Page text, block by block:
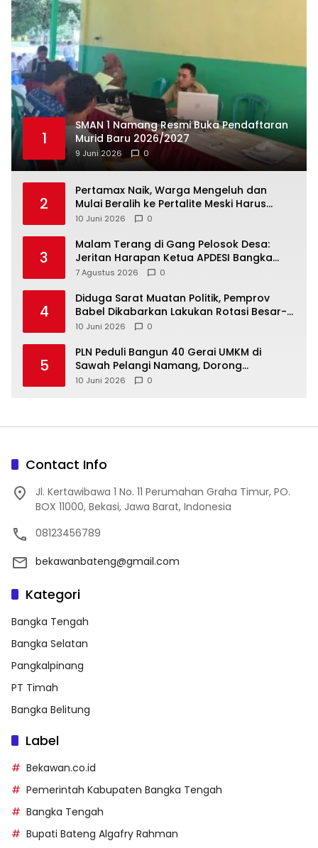
1
SMAN 1 Namang Resmi Buka Pendaftaran
Murid Baru 2026/2027
9 Juni 2026 0
2
‎Pertamax Naik, Warga Mengeluh dan
Mulai Beralih ke Pertalite Meski Harus
10 Juni 2026 0
3
Malam Terang di Gang Pelosok Desa:
Jeritan Harapan Ketua APDESI Bangka
Tengah untuk PLN Babel
7 Agustus 2026 0
4
‎Diduga Sarat Muatan Politik, Pemprov
Babel Dikabarkan Lakukan Rotasi Besar-
10 Juni 2026 0
5
‎PLN Peduli Bangun 40 Gerai UMKM di
Sawah Pelangi Namang, Dorong
10 Juni 2026 0
Contact Info
Jl. Kertawibawa 1 No. 11 Perumahan Graha Timur, PO.
BOX 11000, Bekasi, Jawa Barat, Indonesia
08123456789
bekawanbateng@gmail.com
Kategori
Bangka Tengah
Bangka Selatan
Pangkalpinang
PT Timah
Bangka Belitung
Label
Bekawan.co.id
Pemerintah Kabupaten Bangka Tengah
Bangka Tengah
Bupati Bateng Algafry Rahman